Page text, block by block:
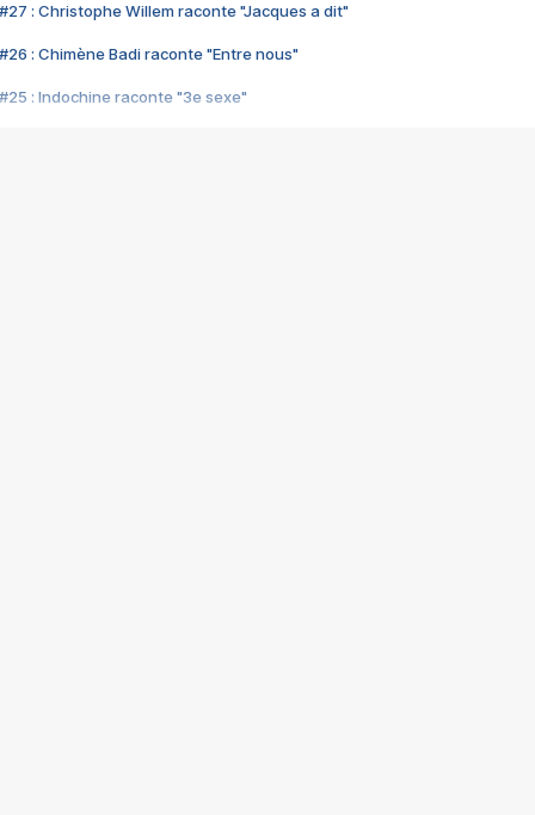
#27 : Christophe Willem raconte "Jacques a dit"
#26 : Chimène Badi raconte "Entre nous"
#25 : Indochine raconte "3e sexe"